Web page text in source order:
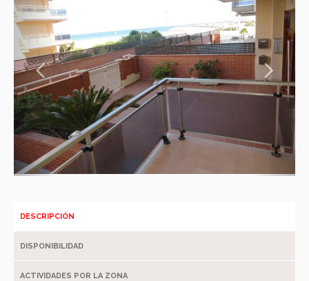
DESCRIPCIÓN
DISPONIBILIDAD
ACTIVIDADES POR LA ZONA